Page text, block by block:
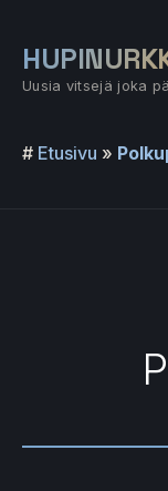
sisältöön
Uusia vitsejä joka
# Etusivu »